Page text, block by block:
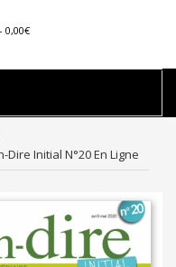
0,00€
Dire Initial N°20 En Ligne